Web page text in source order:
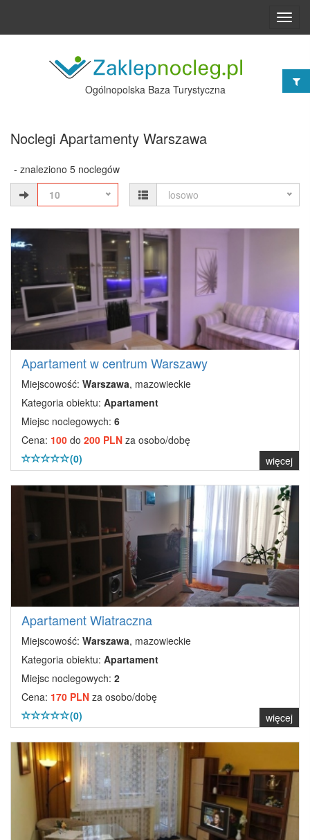
Ogólnopolska Baza Turystyczna
Noclegi Apartamenty Warszawa
- znaleziono 5 noclegów
10
losowo
Apartament w centrum Warszawy
Miejscowość: Warszawa, mazowieckie
Kategoria obiektu: Apartament
Miejsc noclegowych: 6
Cena: 100 do 200 PLN za osobo/dobę
(0)
więcej
Apartament Wiatraczna
Miejscowość: Warszawa, mazowieckie
Kategoria obiektu: Apartament
Miejsc noclegowych: 2
Cena: 170 PLN za osobo/dobę
(0)
więcej